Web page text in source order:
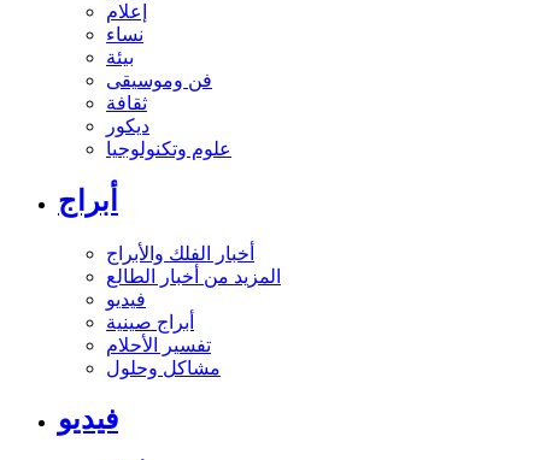
إعلام
نساء
بيئة
فن وموسيقى
ثقافة
ديكور
علوم وتكنولوجيا
أبراج
أخبار الفلك والأبراج
المزيد من أخبار الطالع
فيديو
أبراج صينية
تفسير الأحلام
مشاكل وحلول
فيديو